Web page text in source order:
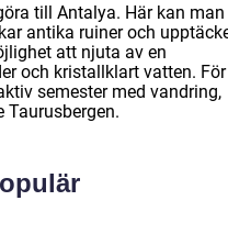
till Antalya. Här kan man
antika ruiner och
att njuta av en
och kristallklart vatten.
semester med vandring,